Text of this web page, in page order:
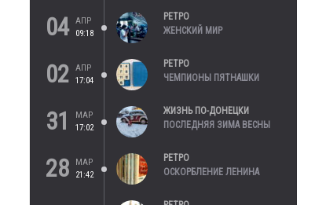
04
АПР
09:18
РЕТРО
ЖЕНСКИЙ МИР
02
АПР
17:04
РЕТРО
ЧЕМПИОНЫ ПЯТНАШКИ
31
МАР
17:02
ЖИЗНЬ ПО-ДОНЕЦКИ
ПОСЛЕДНЯЯ ЗИМА ВЕСНЫ
28
МАР
21:42
РЕТРО
ОСКОРБЛЕНИЕ ЛЕНИНА